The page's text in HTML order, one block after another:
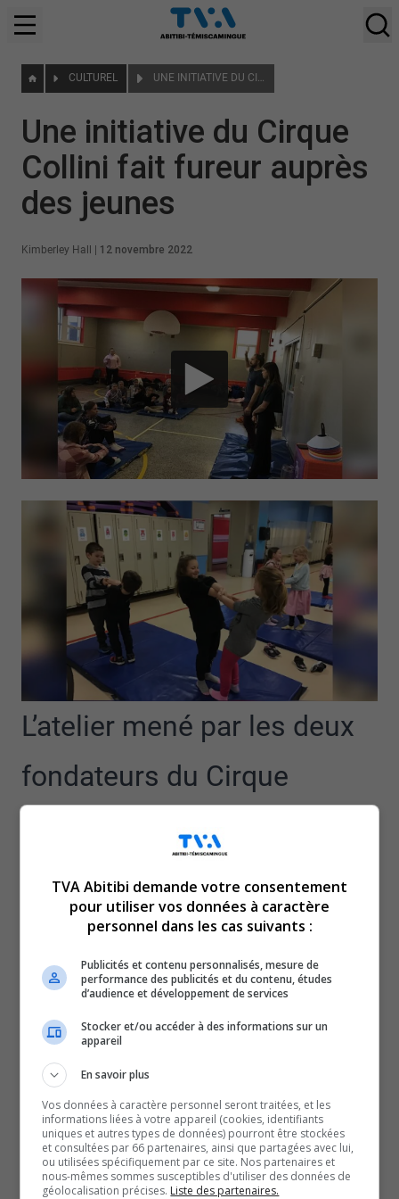
CULTUREL UNE INITIATIVE DU CIRQUE COLLINI FAIT FUREUR AUPRÈS DES JEUNES
Une initiative du Cirque
Collini fait fureur auprès
des jeunes
Kimberley Hall 12 novembre 2022
L’atelier mené par les deux
fondateurs du Cirque
Collini, François Bédard et
Vanessa Collini, a été un
franc succès dans les
écoles primaires d’Amos.
plus de 1000 élèves ont participé à des activités de
cirque.
Donc, les jeunes ont pu lâcher un peu leur fou tout en
apprenant à jongler et à faire certaines acrobaties de
base comme se tenir sur deux mains.
D’ailleurs, les enfants en redemandent, au point que
l’on espère répéter l’exercice prochainement, mentionne
TVA Abitibi demande votre consentement
pour utiliser vos données à caractère
personnel dans les cas suivants :
Publicités et contenu personnalisés, mesure de
performance des publicités et du contenu, études
d’audience et développement de services
Stocker et/ou accéder à des informations sur un
appareil
En savoir plus
Vos données à caractère personnel seront traitées, et les
informations liées à votre appareil (cookies, identifiants
uniques et autres types de données) pourront être stockées
et consultées par 66 partenaires, ainsi que partagées avec lui,
ou utilisées spécifiquement par ce site. Nos partenaires et
nous-mêmes sommes susceptibles d'utiliser des données de
géolocalisation précises. Liste des partenaires.